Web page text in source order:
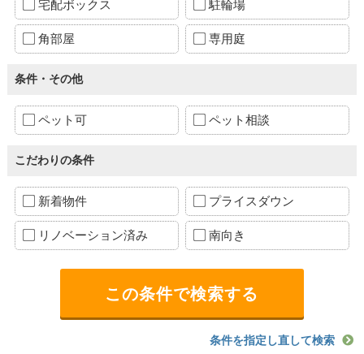
宅配ボックス 駐輪場
角部屋 専用庭
条件・その他
ペット可 ペット相談
こだわりの条件
新着物件 プライスダウン
リノベーション済み 南向き
条件を指定し直して検索